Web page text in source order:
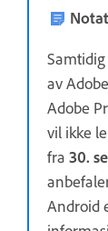
Notat
av
Adobe
vil ikke
fra 30.
Android